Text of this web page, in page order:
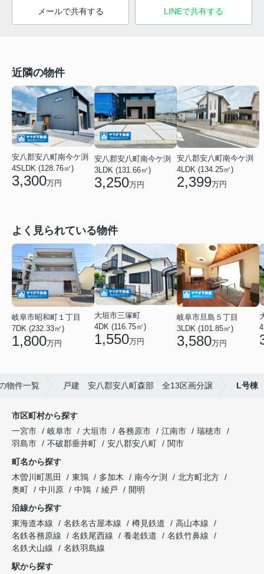
メールで共有する LINEで共有する
近隣の物件
安八郡安八町南今ケ渕
4SLDK (128.76㎡)
3,300万円
安八郡安八町南今ケ渕
3LDK (131.66㎡)
3,250万円
安八郡安八町南今ケ渕
4LDK (134.25㎡)
2,399万円
よく見られている物件
岐阜市昭和町１丁目
7DK (232.33㎡)
1,800万円
大垣市三塚町
4DK (116.75㎡)
1,550万円
岐阜市旦島５丁目
3LDK (101.85㎡)
3,580万円
物件一覧 戸建 安八郡安八町森部 全13区画分譲 L号棟
市区町村から探す
一宮市
岐阜市 大垣市 各務原市 江南市
瑞穂市
羽島市
不破郡垂井町 安八郡安八町
関市
町名から探す
木曽川町黒田
東鶉 多加木 南今ケ渕
北方町北方
奥町
中川原 中鶉 綾戸
開明
沿線から探す
東海道本線
名鉄名古屋本線 樽見鉄道
高山本線
名鉄各務原線
名鉄尾西線 養老鉄道
名鉄竹鼻線
名鉄犬山線
名鉄羽島線
駅から探す